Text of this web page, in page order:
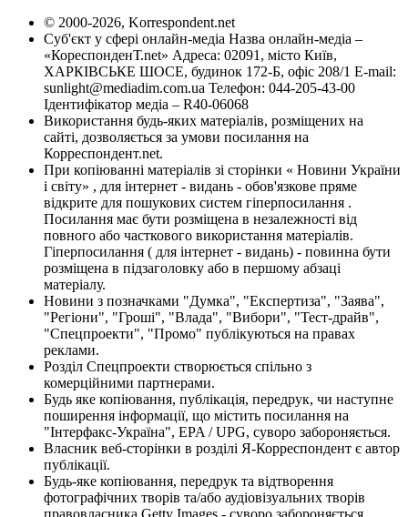
© 2000-2026, Korrespondent.net
Суб'єкт у сфері онлайн-медіа Назва онлайн-медіа –
«КореспонденТ.net» Адреса: 02091, місто Київ,
ХАРКІВСЬКЕ ШОСЕ, будинок 172-Б, офіс 208/1 E-mail:
sunlight@mediadim.com.ua Телефон: 044-205-43-00
Ідентифікатор медіа – R40-06068
Використання будь-яких матеріалів, розміщених на
сайті, дозволяється за умови посилання на
Корреспондент.net.
При копіюванні матеріалів зі сторінки « Новини України
і світу» , для інтернет - видань - обов'язкове пряме
відкрите для пошукових систем гіперпосилання .
Посилання має бути розміщена в незалежності від
повного або часткового використання матеріалів.
Гіперпосилання ( для інтернет - видань) - повинна бути
розміщена в підзаголовку або в першому абзаці
матеріалу.
Новини з позначками "Думка", "Експертиза", "Заява",
"Регіони", "Гроші", "Влада", "Вибори", "Тест-драйв",
"Спецпроекти", "Промо" публікуються на правах
реклами.
Розділ Спецпроекти створюється спільно з
комерційними партнерами.
Будь яке копіювання, публікація, передрук, чи наступне
поширення інформації, що містить посилання на
"Інтерфакс-Україна", EPA / UPG, суворо забороняється.
Власник веб-сторінки в розділі Я-Корреспондент є автор
публікації.
Будь-яке копіювання, передрук та відтворення
фотографічних творів та/або аудіовізуальних творів
правовласника Getty Images - суворо забороняється.